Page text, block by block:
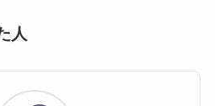
人